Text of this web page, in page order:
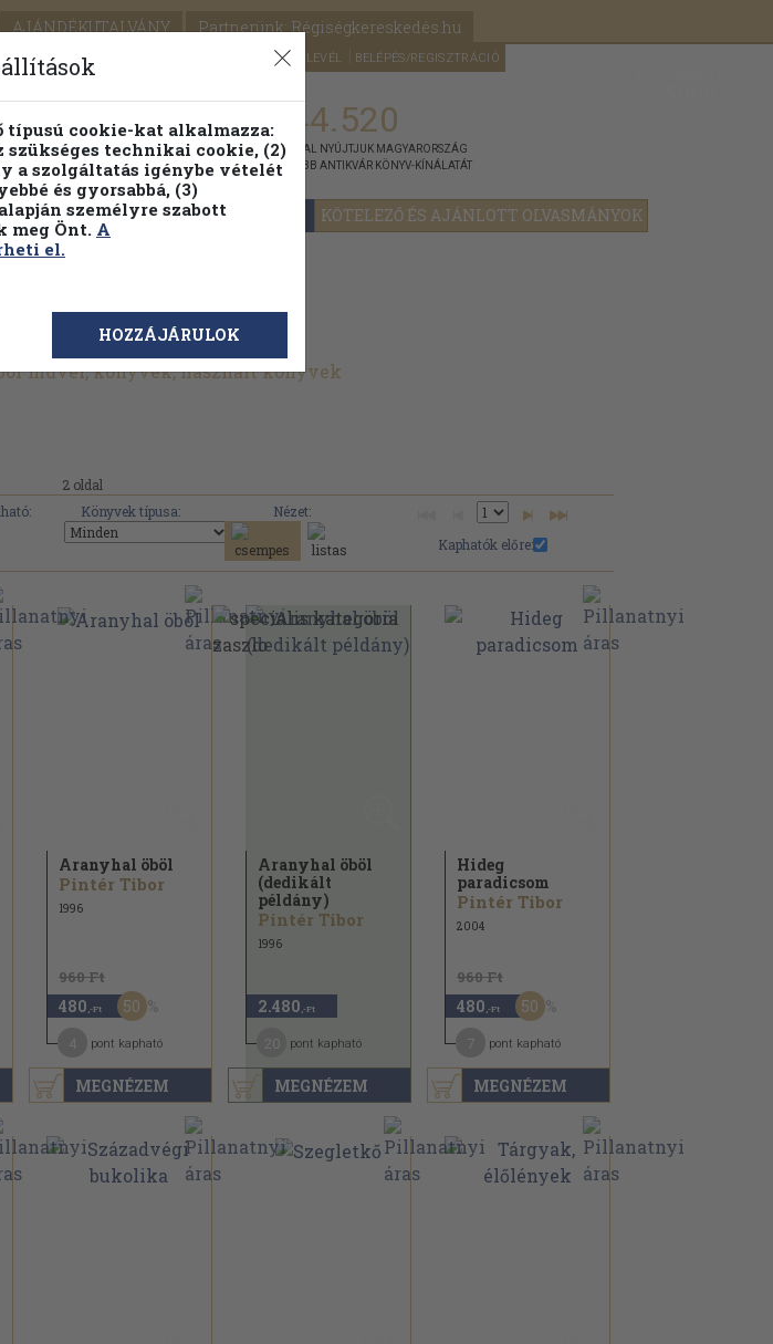
AJÁNDÉKUTALVÁNY Partnerünk: Régiségkereskedés.hu
SEGÍTSÉG HÍRLEVÉL BELÉPÉS/REGISZTRÁCIÓ
FENNTARTHATÓ OLVASMÁNYOK KÖTELEZŐ ÉS AJÁNLOTT OLVASMÁNYOK
kereső Témaköri fa 1.144.520
KIADVÁNNYAL NYÚJTJUK MAGYARORSZÁG
LEGNAGYOBB ANTIKVÁR KÖNYV-KÍNÁLATÁT
művei, könyvek, használt könyvek
2 oldal
Könyvek típusa:
Nézet:
Kaphatók előre:
MEGNÉZEM
Aranyhal öböl
Pintér Tibor
1996
960 Ft
480 ,-Ft 50
pont kapható
MEGNÉZEM
Aranyhal öböl
(dedikált
példány)
Pintér Tibor
1996
2.480 ,-Ft
pont kapható
MEGNÉZEM
Hideg
paradicsom
Pintér Tibor
2004
960 Ft
480 ,-Ft 50
pont kapható
típusú cookie-kat alkalmazza:
szükséges technikai cookie, (2)
a szolgáltatás igénybe vételét
és gyorsabbá, (3)
személyre szabott
meg Önt. A
el.
HOZZÁJÁRULOK